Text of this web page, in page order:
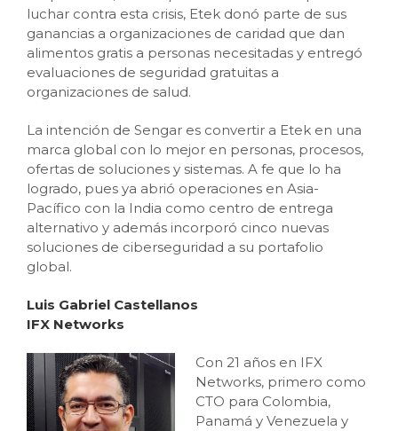
luchar contra esta crisis, Etek donó parte de sus
ganancias a organizaciones de caridad que dan
alimentos gratis a personas necesitadas y entregó
evaluaciones de seguridad gratuitas a
organizaciones de salud.
La intención de Sengar es convertir a Etek en una
marca global con lo mejor en personas, procesos,
ofertas de soluciones y sistemas. A fe que lo ha
logrado, pues ya abrió operaciones en Asia-
Pacífico con la India como centro de entrega
alternativo y además incorporó cinco nuevas
soluciones de ciberseguridad a su portafolio
global.
Luis Gabriel Castellanos
IFX Networks
Con 21 años en IFX
Networks, primero como
CTO para Colombia,
Panamá y Venezuela y